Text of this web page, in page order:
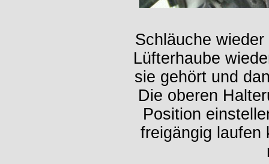
Schläuche
Lüfterhaube
sie gehört und
Die oberen
Position
freigängig laufen